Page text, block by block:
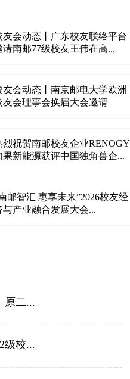
友会动态丨广东校友联络平台
请南邮77级校友王伟在高...
友会动态丨南京邮电大学欧洲
友会理事会换届大会邀请
烈祝贺南邮校友企业RENOGY
果新能源获评中国独角兽企...
邮智汇 惠享未来”2026校友经
与产业融合发展大会...
原二...
级校...